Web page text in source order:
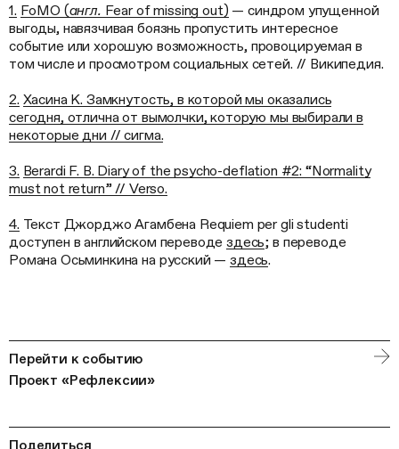
1. FoMO (англ. Fear of missing out) — синдром упущенной
выгоды, навязчивая боязнь пропустить интересное
событие или хорошую возможность, провоцируемая в
том числе и просмотром социальных сетей. // Википедия.
2. Хасина К. Замкнутость, в которой мы оказались
сегодня, отлична от вымолчки, которую мы выбирали в
некоторые дни // сигма.
3. Berardi F. B. Diary of the psycho-deflation #2: “Normality
must not return” // Verso.
4. Текст Джорджо Агамбена Requiem per gli studenti
доступен в английском переводездесь; в переводе
Романа Осьминкина на русский —здесь.
Перейти к событию
Проект «Рефлексии»
Поделиться